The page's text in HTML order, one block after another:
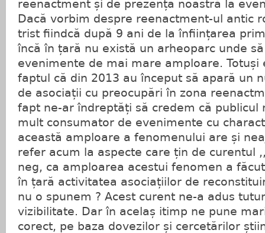
reenactment și de prezența noastră la
Dacă vorbim despre reenactment-ul antic
trist fiindcă după 9 ani de la înființarea
încă în țară nu există un arheoparc unde
evenimente de mai mare amploare. Totuși
faptul că din 2013 au început să apară un
de asociații cu preocupări în zona
fapt ne-ar îndreptăți să credem că publicul
mult consumator de evenimente cu
această amploare a fenomenului are și
refer acum la aspecte care țin de curentul
neg, ca amploarea acestui fenomen a
în țară activitatea asociațiilor de
nu o spunem ? Acest curent ne-a adus
vizibilitate. Dar în acelaș itimp ne pune
corect, pe baza dovezilor și cercetărilor